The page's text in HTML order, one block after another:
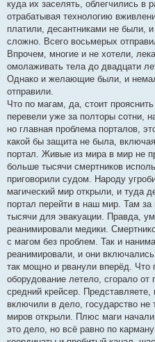
куда их заселять, облегчились в
отрабатывая технологию
платили, десантниками не были,
сложно. Всего восьмерых
Впрочем, многие и не хотели,
омолаживать тела до двадцати
Однако и желающие были, и
отправили.
Что по магам, да, стоит
перевели уже за полторы сотни,
но главная проблема порталов,
какой бы защита не была,
портал. Живые из мира в мир не
больше тысячи смертников
приговорили судом. Народу
магический мир открыли, и туда
портал перейти в наш мир. Там
тысячи для эвакуации. Правда,
реанимировали медики.
с магом без проблем. Так и
реанимировали, и они
так мощно и рванули вперёд. Что
оборудование летело, сгорало от
средний крейсер.
включили в дело, государство
миров открыли. Плюс маги
это дело, но всё равно по